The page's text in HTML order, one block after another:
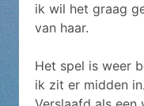
ik wil het graag
van haar.
Het spel is weer
ik zit er midden in.